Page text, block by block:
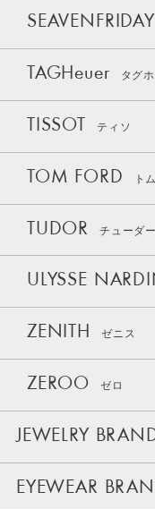
SEAVENFRIDAY
TAGHeuer タグ
TISSOT ティソ
TOM FORD ト
TUDOR チューダー
ULYSSE
ZENITH ゼニス
ZEROO ゼロ
JEWELRY
EYEWEAR